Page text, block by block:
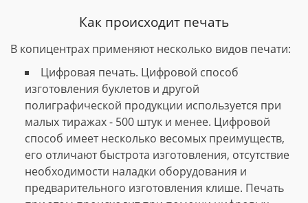
Как происходит печать
В копицентрах применяют несколько видов печати:
Цифровая печать. Цифровой способ
изготовления буклетов и другой
полиграфической продукции используется при
малых тиражах - 500 штук и менее. Цифровой
способ имеет несколько весомых преимуществ,
его отличают быстрота изготовления, отсутствие
необходимости наладки оборудования и
предварительного изготовления клише. Печать